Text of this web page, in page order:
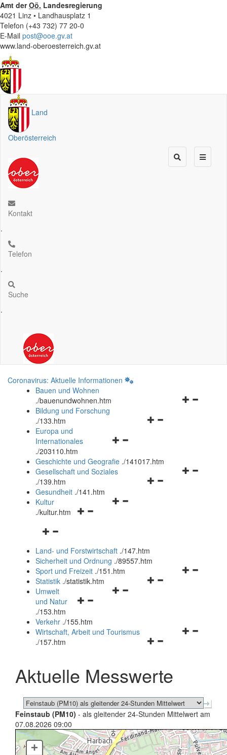
Amt derOö. Landesregierung
4021 Linz • Landhausplatz 1
Telefon (+43 732) 77 20-0
E-Mail post@ooe.gv.at
www.land-oberoesterreich.gv.at
Land
Oberösterreich
Kontakt
.
Telefon
.
Suche
.
Coronavirus: Aktuelle Informationen
Bauen und Wohnen
./bauenundwohnen.htm
Navigationsmenü
Bildung und Forschung
./133.htm
Navigationsmenü
und
schließen
Europa und
Internationales
./203110.htm
Geschichte und Geografie ./141017.htm
Navigationsmenü
Gesellschaft und Soziales
./139.htm
Navigationsmenü
Gesundheit ./141.htm
Navigationsmenü
Kultur
./kultur.htm
Navigationsmenü
und
schließen
Land- und Forstwirtschaft ./147.htm
Sicherheit und Ordnung ./89557.htm
Navigationsmenü
Sport und Freizeit ./151.htm
Navigationsmenü
Statistik ./statistik.htm
Navigationsmenü
und
schließen
Umwelt
und Natur
./153.htm
Verkehr ./155.htm
Navigationsmenü
schließen
Wirtschaft, Arbeit und Tourismus
./157.htm
Aktuelle Messwerte
Feinstaub (PM10) - als gleitender 24-Stunden Mittelwert am
07.08.2026 09:00
+